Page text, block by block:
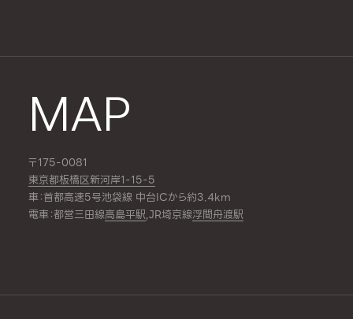
MAP
〒175-0081
東京都板橋区新河岸1-15-5
車：首都高速5号池袋線 中台ICから約3.4km
電車：都営三田線高島平駅,JR埼京線浮間舟渡駅